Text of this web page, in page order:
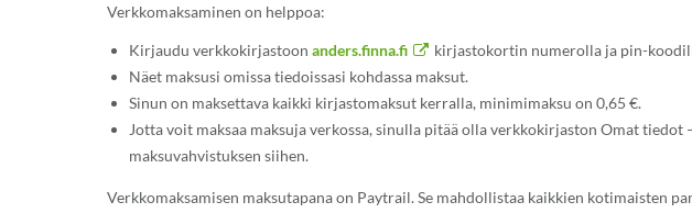
Verkkomaksaminen on helppoa:
Kirjaudu verkkokirjastoon anders.finna.fi
kirjastokortin numerolla ja pin-
Näet maksusi omissa tiedoissasi kohdassa maksut.
Sinun on maksettava kaikki kirjastomaksut kerralla, minimimaksu on 0,65 €.
Jotta voit maksaa maksuja verkossa, sinulla pitää olla verkkokirjaston Omat
maksuvahvistuksen siihen.
Verkkomaksamisen maksutapana on Paytrail. Se mahdollistaa kaikkien kotimaisten